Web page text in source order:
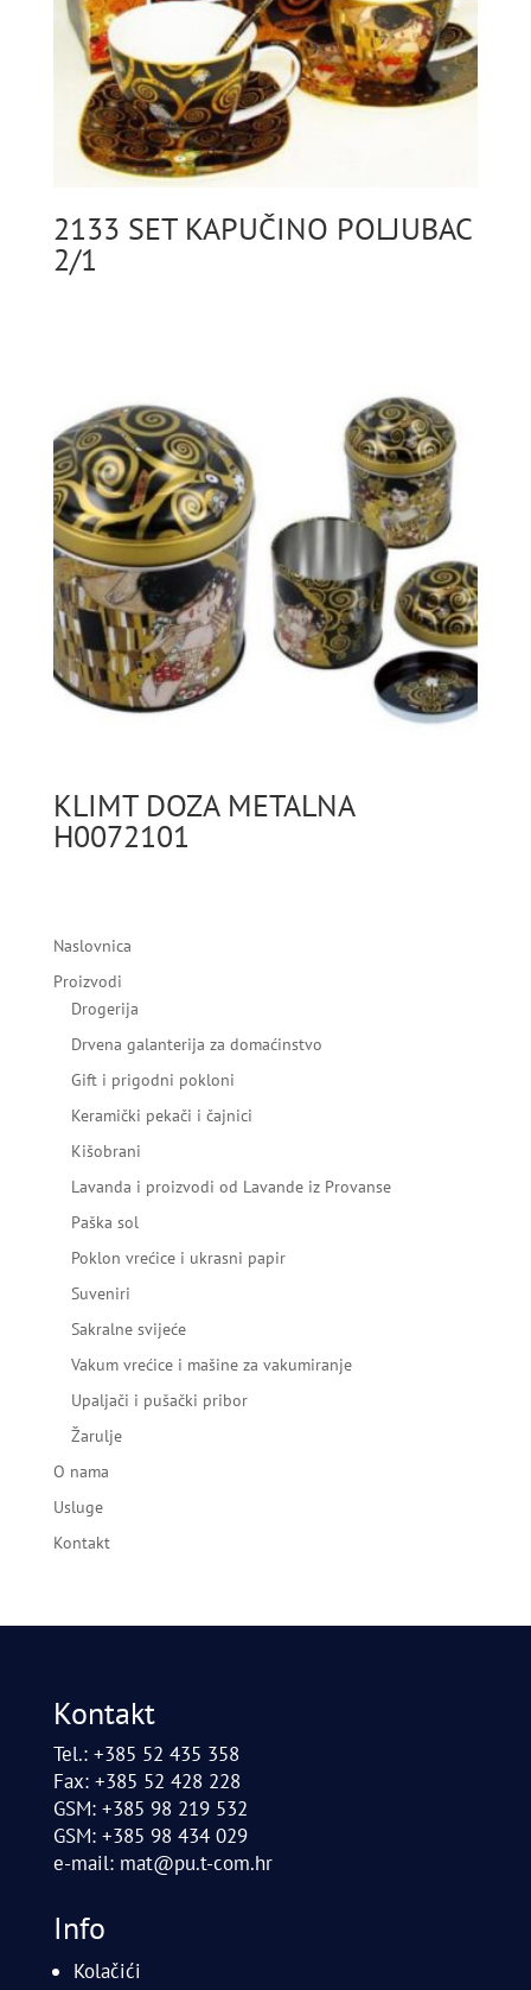
2133 SET KAPUČINO POLJUBAC
2/1
KLIMT DOZA METALNA
H0072101
Naslovnica
Proizvodi
Drogerija
Drvena galanterija za domaćinstvo
Gift i prigodni pokloni
Keramički pekači i čajnici
Kišobrani
Lavanda i proizvodi od Lavande iz Provanse
Paška sol
Poklon vrećice i ukrasni papir
Suveniri
Sakralne svijeće
Vakum vrećice i mašine za vakumiranje
Upaljači i pušački pribor
Žarulje
O nama
Usluge
Kontakt
Kontakt
Tel.: +385 52 435 358
Fax: +385 52 428 228
GSM: +385 98 219 532
GSM: +385 98 434 029
e-mail: mat@pu.t-com.hr
Info
Kolačići